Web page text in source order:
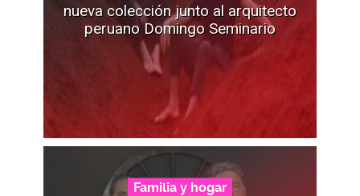
nueva colección junto al arquitecto
peruano Domingo Seminario
Familia y hogar